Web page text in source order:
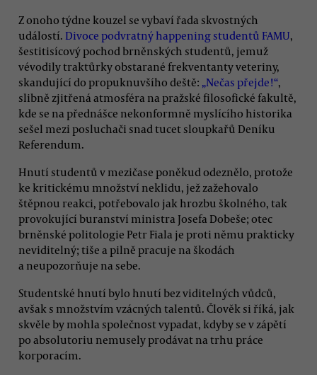
Z onoho týdne kouzel se vybaví řada skvostných
událostí. Divoce podvratný happening studentů FAMU,
šestitisícový pochod brněnských studentů, jemuž
vévodily traktůrky obstarané frekventanty veteriny,
skandující do propuknuvšího deště: „Nečas přejde!“,
slibně zjitřená atmosféra na pražské filosofické fakultě,
kde se na přednášce nekonformně myslícího historika
sešel mezi posluchači snad tucet sloupkařů Deníku
Referendum.
Hnutí studentů v mezičase poněkud odeznělo, protože
ke kritickému množství neklidu, jež zažehovalo
štěpnou reakci, potřebovalo jak hrozbu školného, tak
provokující buranství ministra Josefa Dobeše; otec
brněnské politologie Petr Fiala je proti němu prakticky
neviditelný; tiše a pilně pracuje na škodách
a neupozorňuje na sebe.
Studentské hnutí bylo hnutí bez viditelných vůdců,
avšak s množstvím vzácných talentů. Člověk si říká, jak
skvěle by mohla společnost vypadat, kdyby se v zápětí
po absolutoriu nemusely prodávat na trhu práce
korporacím.